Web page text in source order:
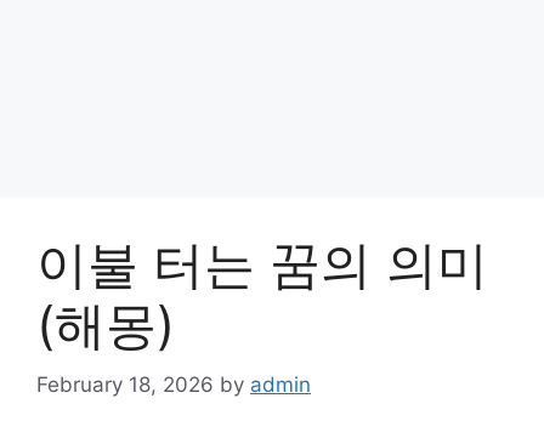
이불 터는 꿈의 의미
(해몽)
February 18, 2026 by admin